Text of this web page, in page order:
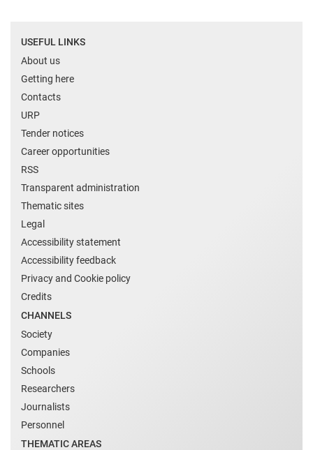
USEFUL LINKS
About us
Getting here
Contacts
URP
Tender notices
Career opportunities
RSS
Transparent administration
Thematic sites
Legal
Accessibility statement
Accessibility feedback
Privacy and Cookie policy
Credits
CHANNELS
Society
Companies
Schools
Researchers
Journalists
Personnel
THEMATIC AREAS